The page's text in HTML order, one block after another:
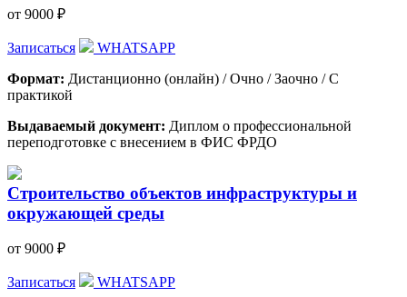
от 9000 ₽
Записаться
WHATSAPP
Формат: Дистанционно (онлайн) / Очно / Заочно / С
практикой
Выдаваемый документ: Диплом о профессиональной
переподготовке с внесением в ФИС ФРДО
Строительство объектов инфраструктуры и
окружающей среды
от 9000 ₽
Записаться
WHATSAPP